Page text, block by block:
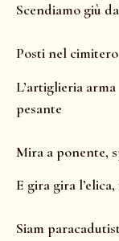
Scendiamo giù
Posti nel
L’artiglieria arma
pesante
Mira a ponente,
E gira gira
Siam